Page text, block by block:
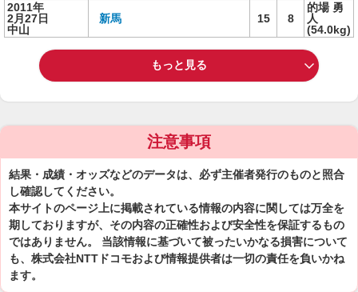
2011年
2月27日
中山
新馬 15 8
的場 勇
人
(54.0kg)
もっと見る
注意事項
結果・成績・オッズなどのデータは、必ず主催者発行のものと照合
し確認してください。
本サイトのページ上に掲載されている情報の内容に関しては万全を
期しておりますが、その内容の正確性および安全性を保証するもの
ではありません。 当該情報に基づいて被ったいかなる損害について
も、株式会社NTTドコモおよび情報提供者は一切の責任を負いかね
ます。